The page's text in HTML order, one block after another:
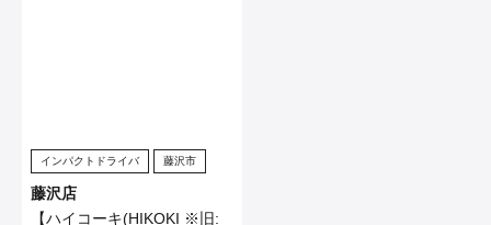
インパクトドライバ 藤沢市
藤沢店
【ハイコーキ(HIKOKI ※旧: